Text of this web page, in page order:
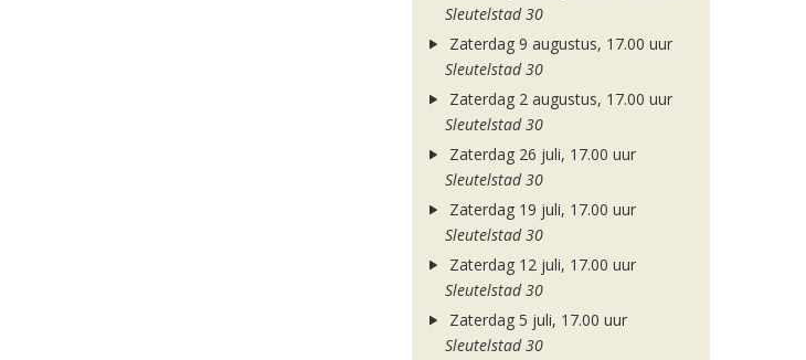
Sleutelstad 30
Zaterdag 9 augustus, 17.00 uur
Sleutelstad 30
Zaterdag 2 augustus, 17.00 uur
Sleutelstad 30
Zaterdag 26 juli, 17.00 uur
Sleutelstad 30
Zaterdag 19 juli, 17.00 uur
Sleutelstad 30
Zaterdag 12 juli, 17.00 uur
Sleutelstad 30
Zaterdag 5 juli, 17.00 uur
Sleutelstad 30